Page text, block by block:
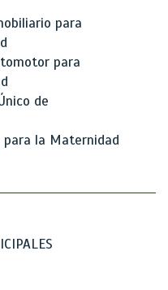
para
para
de
para la Maternidad